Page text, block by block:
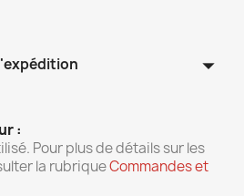
arrow_drop_down
:
Pour plus de détails sur les
la rubriqueCommandes et